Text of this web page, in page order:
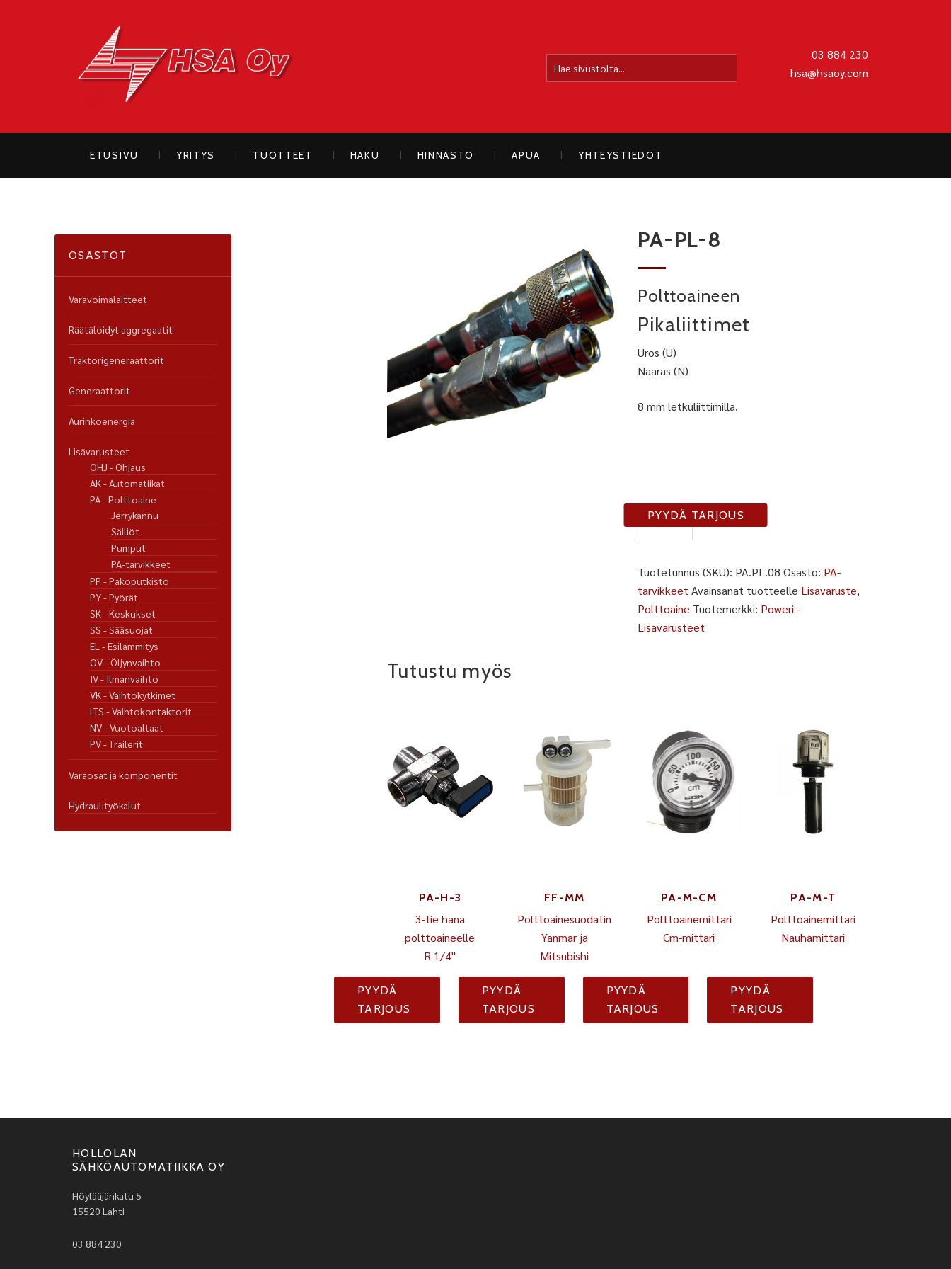
03 884 230
hsa@hsaoy.com
ETUSIVU YRITYS TUOTTEET HAKU HINNASTO APUA YHTEYSTIEDOT
PA-PL-8
Polttoaineen
Pikaliittimet
Uros (U)
Naaras (N)
8 mm letkuliittimillä.
PA-
PL-
määrä
PYYDÄ TARJOUS
Tuotetunnus (SKU): PA.PL.08 Osasto: PA-
tarvikkeet Avainsanat tuotteelle Lisävaruste,
Polttoaine Tuotemerkki: Poweri -
Lisävarusteet
Tutustu myös
PA-H-3
3-tie hana
polttoaineelle
R 1/4"
PYYDÄ
TARJOUS
FF-MM
Polttoainesuodatin
Yanmar ja
Mitsubishi
PYYDÄ
TARJOUS
PA-M-CM
Polttoainemittari
Cm-mittari
PYYDÄ
TARJOUS
PA-M-T
Polttoainemittari
Nauhamittari
PYYDÄ
TARJOUS
OSASTOT
Varavoimalaitteet
Räätälöidyt aggregaatit
Traktorigeneraattorit
Generaattorit
Aurinkoenergia
Lisävarusteet
OHJ - Ohjaus
AK - Automatiikat
PA - Polttoaine
Jerrykannu
Säiliöt
Pumput
PA-tarvikkeet
PP - Pakoputkisto
PY - Pyörät
SK - Keskukset
SS - Sääsuojat
EL - Esilämmitys
OV - Öljynvaihto
IV - Ilmanvaihto
VK - Vaihtokytkimet
LTS - Vaihtokontaktorit
NV - Vuotoaltaat
PV - Trailerit
Varaosat ja komponentit
Hydraulityökalut
HOLLOLAN
SÄHKÖAUTOMATIIKKA OY
Höylääjänkatu 5
15520 Lahti
03 884 230